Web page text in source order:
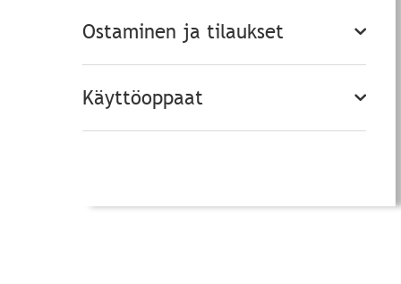
Ostaminen ja tilaukset
Käyttöoppaat